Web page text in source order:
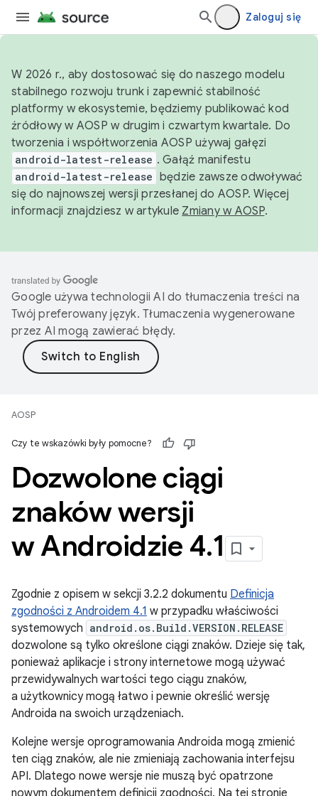
Zaloguj się
W 2026 r., aby dostosować się do naszego modelu
stabilnego rozwoju trunk i zapewnić stabilność
platformy w ekosystemie, będziemy publikować kod
źródłowy w AOSP w drugim i czwartym kwartale. Do
tworzenia i współtworzenia AOSP używaj gałęzi
android-latest-release . Gałąź manifestu
android-latest-release będzie zawsze odwoływać
się do najnowszej wersji przesłanej do AOSP. Więcej
informacji znajdziesz w artykule Zmiany w AOSP.
Google używa technologii AI do tłumaczenia treści na
Twój preferowany język. Tłumaczenia wygenerowane
przez AI mogą zawierać błędy.
AOSP
Czy te wskazówki były pomocne?
Dozwolone ciągi
znaków wersji
w Androidzie 4.1
Zgodnie z opisem w sekcji 3.2.2 dokumentu Definicja
zgodności z Androidem 4.1 w przypadku właściwości
systemowych android.os.Build.VERSION.RELEASE
dozwolone są tylko określone ciągi znaków. Dzieje się tak,
ponieważ aplikacje i strony internetowe mogą używać
przewidywalnych wartości tego ciągu znaków,
a użytkownicy mogą łatwo i pewnie określić wersję
Androida na swoich urządzeniach.
Kolejne wersje oprogramowania Androida mogą zmienić
ten ciąg znaków, ale nie zmieniają zachowania interfejsu
API. Dlatego nowe wersje nie muszą być opatrzone
nowym dokumentem definicji zgodności. Na tej stronie